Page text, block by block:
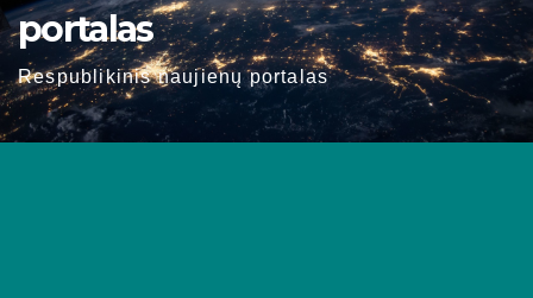
portalas
Respublikinis naujienų portalas